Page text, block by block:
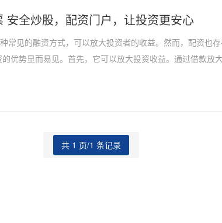
安全炒股，配资门户，让投资更安心
常见的融资方式，可以放大投资者的收益。然而，配资也
优势显而易见。首先，它可以放大投资收益。通过借款放
共 1 页/1 条记录